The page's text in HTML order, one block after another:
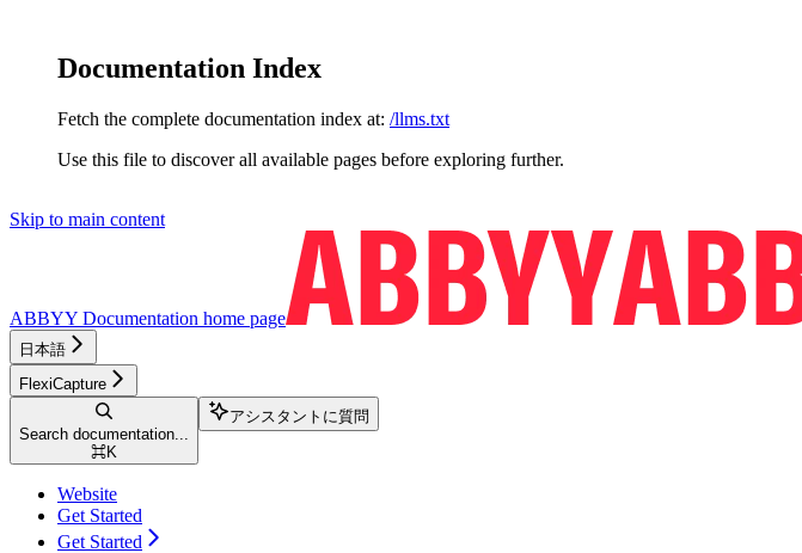
Documentation Index
Fetch the complete documentation index at: /llms.txt
Use this file to discover all available pages before exploring further.
Skip to main content
ABBYY Documentation home page
日本語
FlexiCapture
Search documentation...
⌘K
アシスタントに質問
Website
Get Started
Get Started